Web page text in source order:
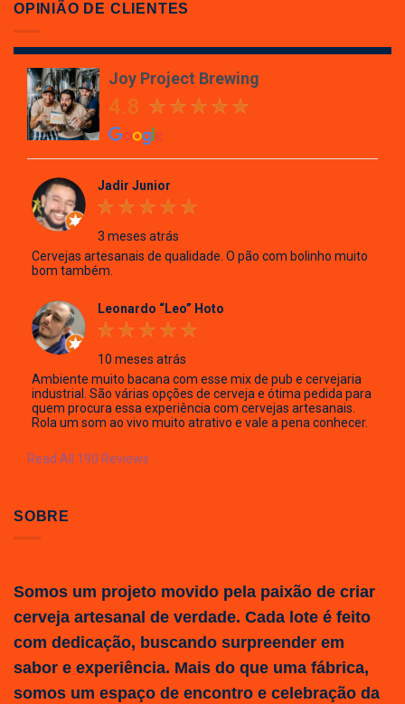
Project
Brewing
OPINIÃO DE CLIENTES
Joy Project Brewing
4.8
Jadir Junior
3 meses atrás
Cervejas artesanais de qualidade. O pão com bolinho muito
bom também.
Leonardo “Leo” Hoto
10 meses atrás
Ambiente muito bacana com esse mix de pub e cervejaria
industrial. São várias opções de cerveja e ótima pedida para
quem procura essa experiência com cervejas artesanais.
Rola um som ao vivo muito atrativo e vale a pena conhecer.
Read All 190 Reviews
SOBRE
Somos um projeto movido pela paixão de criar
cerveja artesanal de verdade. Cada lote é feito
com dedicação, buscando surpreender em
sabor e experiência. Mais do que uma fábrica,
somos um espaço de encontro e celebração da